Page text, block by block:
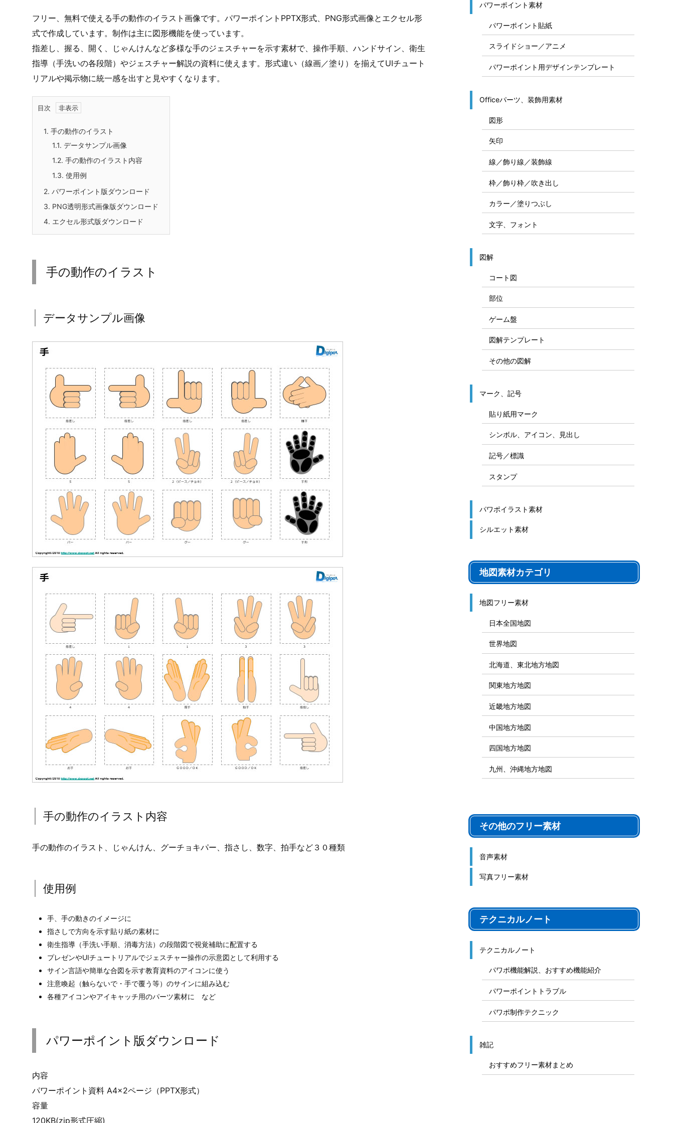
フリー、無料で使える手の動作のイラスト画像です。パワーポイントPPTX形式、PNG形式画像とエクセル形
式で作成しています。制作は主に図形機能を使っています。
指差し、握る、開く、じゃんけんなど多様な手のジェスチャーを示す素材で、操作手順、ハンドサイン、衛生
指導（手洗いの各段階）やジェスチャー解説の資料に使えます。形式違い（線画／塗り）を揃えてUIチュート
リアルや掲示物に統一感を出すと見やすくなります。
目次
1. 手の動作のイラスト
1.1. データサンプル画像
1.2. 手の動作のイラスト内容
1.3. 使用例
2. パワーポイント版ダウンロード
3. PNG透明形式画像版ダウンロード
4. エクセル形式版ダウンロード
手の動作のイラスト
データサンプル画像
手の動作のイラスト内容
手の動作のイラスト、じゃんけん、グーチョキパー、指さし、数字、拍手など３０種類
使用例
手、手の動きのイメージに
指さしで方向を示す貼り紙の素材に
衛生指導（手洗い手順、消毒方法）の段階図で視覚補助に配置する
プレゼンやUIチュートリアルでジェスチャー操作の示意図として利用する
サイン言語や簡単な合図を示す教育資料のアイコンに使う
注意喚起（触らないで・手で覆う等）のサインに組み込む
各種アイコンやアイキャッチ用のパーツ素材に など
パワーポイント版ダウンロード
内容
パワーポイント資料 A4×2ページ（PPTX形式）
容量
120KB(zip形式圧縮)
パワーポイント素材
パワーポイント貼紙
スライドショー／アニメ
パワーポイント用デザインテンプレート
Officeパーツ、装飾用素材
図形
矢印
線／飾り線／装飾線
枠／飾り枠／吹き出し
カラー／塗りつぶし
文字、フォント
図解
コート図
部位
ゲーム盤
図解テンプレート
その他の図解
マーク、記号
貼り紙用マーク
シンボル、アイコン、見出し
記号／標識
スタンプ
パワポイラスト素材
シルエット素材
地図素材カテゴリ
地図フリー素材
日本全国地図
世界地図
北海道、東北地方地図
関東地方地図
近畿地方地図
中国地方地図
四国地方地図
九州、沖縄地方地図
その他のフリー素材
音声素材
写真フリー素材
テクニカルノート
テクニカルノート
パワポ機能解説、おすすめ機能紹介
パワーポイントトラブル
パワポ制作テクニック
雑記
おすすめフリー素材まとめ